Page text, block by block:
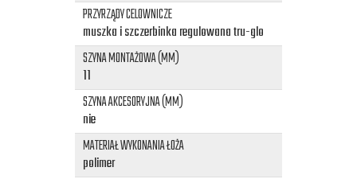
PRZYRZĄDY CELOWNICZE
muszka i szczerbinka regulowana tru-glo
SZYNA MONTAŻOWA (MM)
11
SZYNA AKCESORYJNA (MM)
nie
MATERIAŁ WYKONANIA ŁOŻA
polimer